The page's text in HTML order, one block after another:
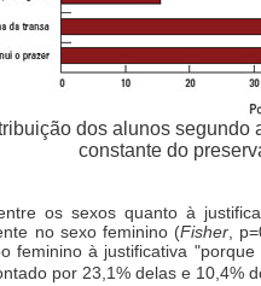
dos alunos segundo
constante do
os sexos quanto à
no sexo feminino (Fisher ,
feminino à justificativa
por 23,1% delas e 10,4%